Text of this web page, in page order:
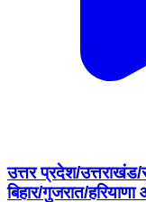
उत्तर प्रदेश/
बिहार/गुजरात/